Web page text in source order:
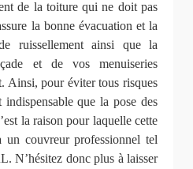
de la toiture qui ne doit pas
la bonne évacuation et la
ruissellement ainsi que la
et de vos menuiseries
Ainsi, pour éviter tous risques
que la pose des
la raison pour laquelle cette
couvreur professionnel tel
N’hésitez donc plus à laisser